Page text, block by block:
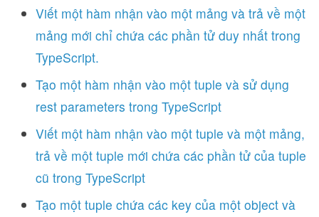
Viết một hàm nhận vào một mảng và trả về một
mảng mới chỉ chứa các phần tử duy nhất trong
TypeScript.
Tạo một hàm nhận vào một tuple và sử dụng
rest parameters trong TypeScript
Viết một hàm nhận vào một tuple và một mảng,
trả về một tuple mới chứa các phần tử của tuple
cũ trong TypeScript
Tạo một tuple chứa các key của một object và